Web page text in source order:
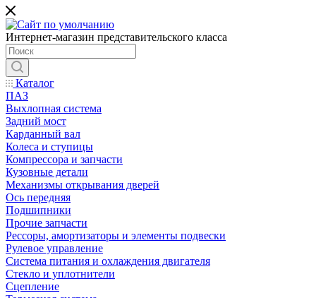
Интернет-магазин представительского класса
Каталог
ПАЗ
Выхлопная система
Задний мост
Карданный вал
Колеса и ступицы
Компрессора и запчасти
Кузовные детали
Механизмы открывания дверей
Ось передняя
Подшипники
Прочие запчасти
Рессоры, амортизаторы и элементы подвески
Рулевое управление
Система питания и охлаждения двигателя
Стекло и уплотнители
Сцепление